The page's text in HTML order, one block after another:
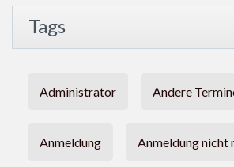
Tags
Administrator Andere
Anmeldung Anmeldung nicht